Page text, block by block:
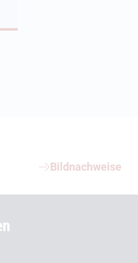
Bildnachweise